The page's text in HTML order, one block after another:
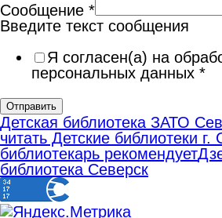
Сообщение *
Введите текст сообщения
Я согласен(а) на
персональных данных *
Отправить
Детская библиотека ЗАТО
читать Детские библиотеки г.
библиотекарь рекомендует
библиотека Северск